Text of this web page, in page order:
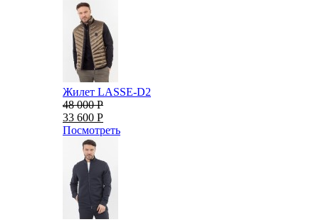
Жилет LASSE-D2
48 000 Р
33 600 Р
Посмотреть